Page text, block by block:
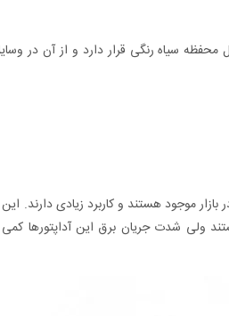
سیاه رنگی قرار دارد و از آن در
موجود هستند و کاربرد زیادی دارند.
ولی شدت جریان برق این آداپتورها